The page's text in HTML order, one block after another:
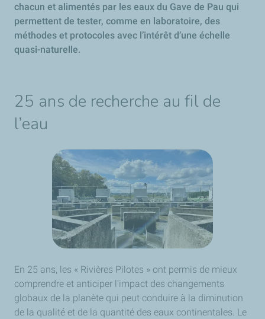
chacun et alimentés par les eaux du Gave de Pau qui
permettent de tester, comme en laboratoire, des
méthodes et protocoles avec l’intérêt d’une échelle
quasi-naturelle.
25 ans de recherche au fil de
l’eau
En 25 ans, les « Rivières Pilotes » ont permis de mieux
comprendre et anticiper l’impact des changements
globaux de la planète qui peut conduire à la diminution
de la qualité et de la quantité des eaux continentales. Le